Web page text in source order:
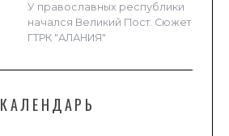
У православных республики
начался Великий Пост. Сюжет
ГТРК "АЛАНИЯ"
КАЛЕНДАРЬ